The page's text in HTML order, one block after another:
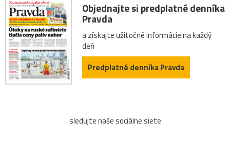
Objednajte si predplatné denníka
Pravda
a získajte užitočné informácie na každý
deň
Predplatné denníka Pravda
sledujte naše sociálne siete